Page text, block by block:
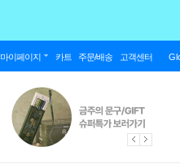
마이페이지 카트 주문/배송 고객센터